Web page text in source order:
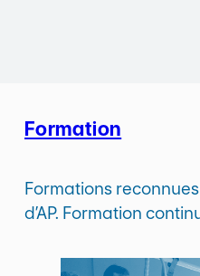
Formation
Formations reconnues
d’AP. Formation